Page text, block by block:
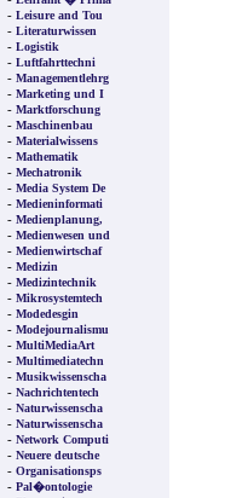
- Leisure and Tou
- Literaturwissen
- Logistik
- Luftfahrttechni
- Managementlehrg
- Marketing und I
- Marktforschung
- Maschinenbau
- Materialwissens
- Mathematik
- Mechatronik
- Media System De
- Medieninformati
- Medienplanung,
- Medienwesen und
- Medienwirtschaf
- Medizin
- Medizintechnik
- Mikrosystemtech
- Modedesgin
- Modejournalismu
- MultiMediaArt
- Multimediatechn
- Musikwissenscha
- Nachrichtentech
- Naturwissenscha
- Naturwissenscha
- Network Computi
- Neuere deutsche
- Organisationsps
- Pal�ontologie